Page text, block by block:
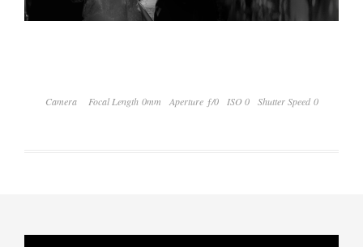
Camera Focal Length 0mm Aperture ƒ/0 ISO 0 Shutter Speed 0